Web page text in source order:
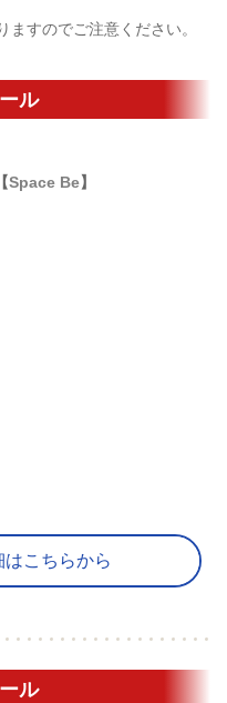
すのでご注意ください。
ル
Space Be】
こちらから
ル